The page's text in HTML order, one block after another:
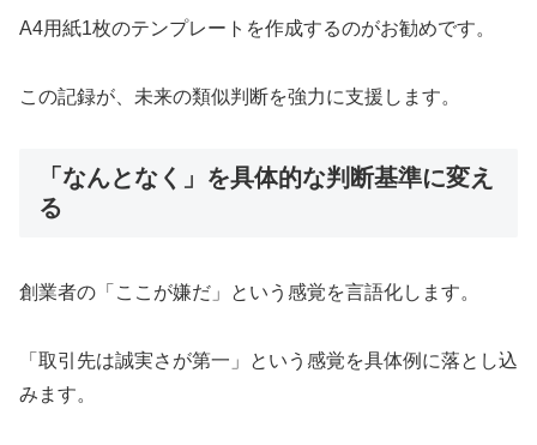
A4用紙1枚のテンプレートを作成するのがお勧めです。
この記録が、未来の類似判断を強力に支援します。
「なんとなく」を具体的な判断基準に変え
る
創業者の「ここが嫌だ」という感覚を言語化します。
「取引先は誠実さが第一」という感覚を具体例に落とし込
みます。